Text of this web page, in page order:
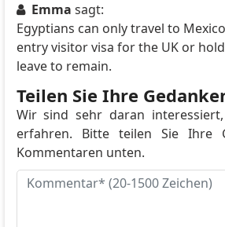
Emma sagt:
Egyptians can only travel to
entry visitor visa for the UK or
leave to remain.
Teilen Sie Ihre
Wir sind sehr daran
erfahren. Bitte teilen Sie Ihre
Kommentaren unten.